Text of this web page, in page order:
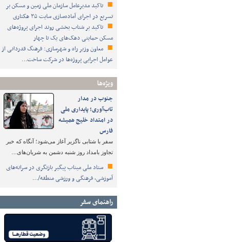
تاکید مدیرعامل سازمان ملی زمین و مسکن بر
تسریع در اجرای آماده‌سازی سایت ۳۵ هکتاری
تاکید بر شتاب ‌بخشی روند اجرای پروژه‌های
مسکن حمایتی دهک‌های یک تا چهار
معاون وزیر راه و شهرسازی: فرهنگ قدردانی از
عوامل اجرایی پروژه‌ها در شرکت ساخت…
ویژه‌ها
جنوب در مدار
تاب‌آوری؛ پایداری ملی
در امتداد خلیج همیشه
فارس
سفر با شتابی ناگزیر آغاز می‌شود؛ آنگاه که خبر
تجاوز بامداد روز شنبه دشمن به شریان‌های…
ستاد ملی میناب پیگیر بازنگری در سرانه‌های
آموزشی، فرهنگی و ورزشی منطقه/…
راهنمای سفر